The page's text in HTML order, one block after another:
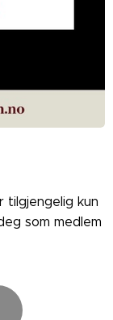
tilgjengelig kun
som medlem